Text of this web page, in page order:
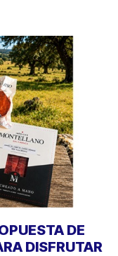
DE
DISFRUTAR